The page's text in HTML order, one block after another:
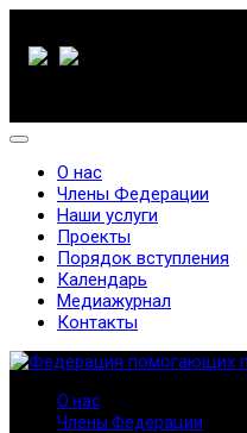
О нас
Члены Федерации
Наши услуги
Проекты
Порядок вступления
Календарь
Медиажурнал
Контакты
О нас
Члены Федерации